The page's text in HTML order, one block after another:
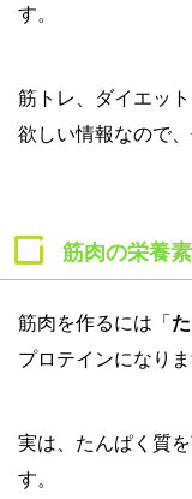
す。
筋トレ、ダイエッ
欲しい情報なので
筋肉の栄養
筋肉を作るには「
プロテインになりま
実は、たんぱく質
す。